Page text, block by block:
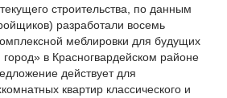
строительства, по данным
разработали восемь
меблировки для будущих
в Красногвардейском районе
действует для
квартир классического и